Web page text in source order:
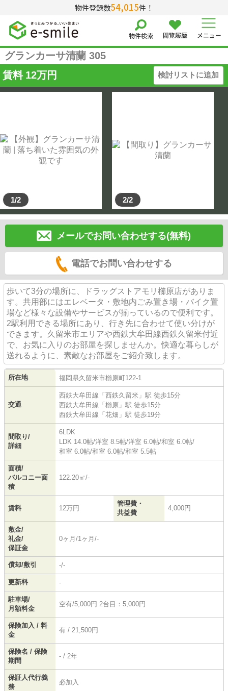
物件登録数54,015件！
物件検索 閲覧履歴 メニュー
グランカーサ清蘭 305
賃料 12万円 検討リストに追加
1/2 2/2
メールでお問い合わせする(無料)
電話でお問い合わせする
歩いて3分の場所に、ドラッグストアモリ櫛原店がありま
す。共用部にはエレベータ・敷地内ごみ置き場・バイク置
場など様々な設備やサービスが揃っているので便利です。
2駅利用できる場所にあり、行き先に合わせて使い分けが
できます。久留米市エリアや西鉄大牟田線西鉄久留米付近
で、お気に入りのお部屋を探しませんか。快適な暮らしが
送れるように、素敵なお部屋をご紹介致します。
所在地 福岡県久留米市櫛原町122-1
交通
西鉄大牟田線 「西鉄久留米 」駅 徒歩15分
西鉄大牟田線 「櫛原 」駅 徒歩15分
西鉄大牟田線 「花畑 」駅 徒歩19分
間取り/
詳細
6LDK
LDK 14.0帖/洋室 8.5帖/洋室 6.0帖/和室 6.0帖/
和室 6.0帖/和室 6.0帖/和室 5.5帖
面積/
バルコニー面
積
122.20㎡/-
賃料 12万円
管理費・
共益費
4,000円
敷金/
礼金/
保証金
0ヶ月/1ヶ月/-
償却/敷引 -/-
更新料 -
駐車場/
月額料金
空有/5,000円 2台目：5,000円
保険加入 / 料
金
有 / 21,500円
保険名 / 保険
期間
- / 2年
保証人代行義
務
必加入